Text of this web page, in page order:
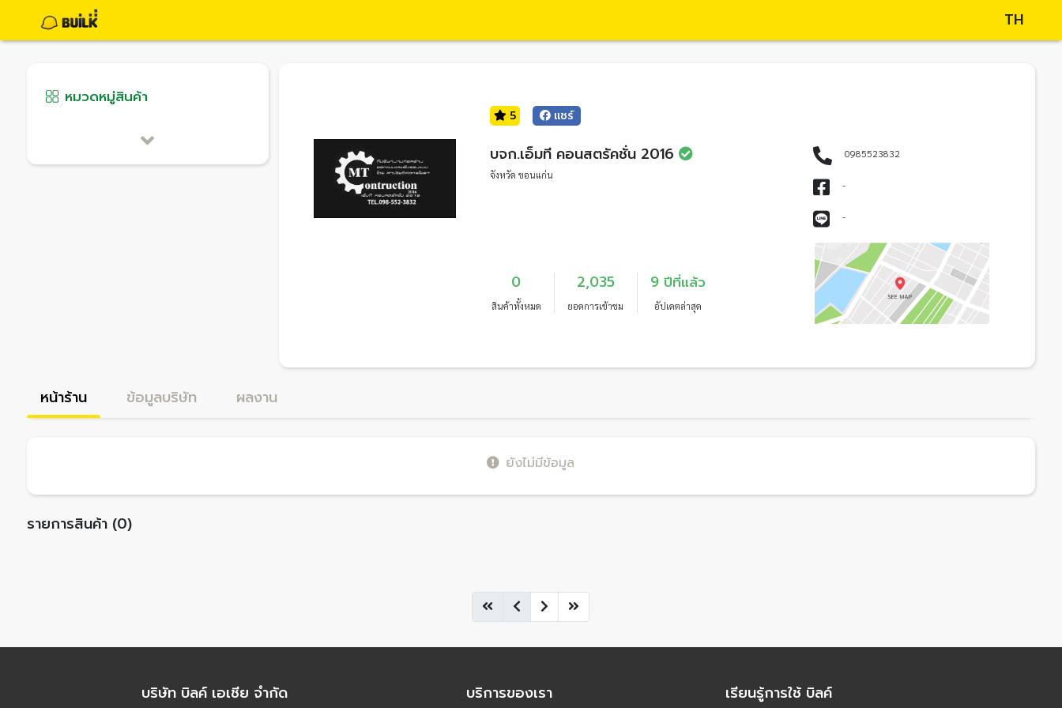
TH
หมวดหมู่สินค้า
5 แชร์
บจก.เอ็มที คอนสตรัคชั่น 2016
จังหวัด ขอนแก่น
0
สินค้าทั้งหมด
2,035
ยอดการเข้าชม
9 ปีที่แล้ว
อัปเดตล่าสุด
0985523832
-
-
หน้าร้าน ข้อมูลบริษัท ผลงาน
ยังไม่มีข้อมูล
รายการสินค้า (0)
บริษัท บิลค์ เอเชีย จำกัด บริการของเรา เรียนรู้การใช้ บิลค์